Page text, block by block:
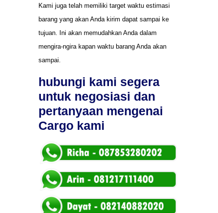
Kami juga telah memiliki target waktu estimasi
barang yang akan Anda kirim dapat sampai ke
tujuan. Ini akan memudahkan Anda dalam
mengira-ngira kapan waktu barang Anda akan
sampai.
hubungi kami segera
untuk negosiasi dan
pertanyaan mengenai
Cargo kami